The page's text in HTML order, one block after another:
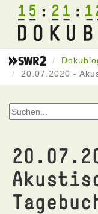
15 21
20.07.2020 -